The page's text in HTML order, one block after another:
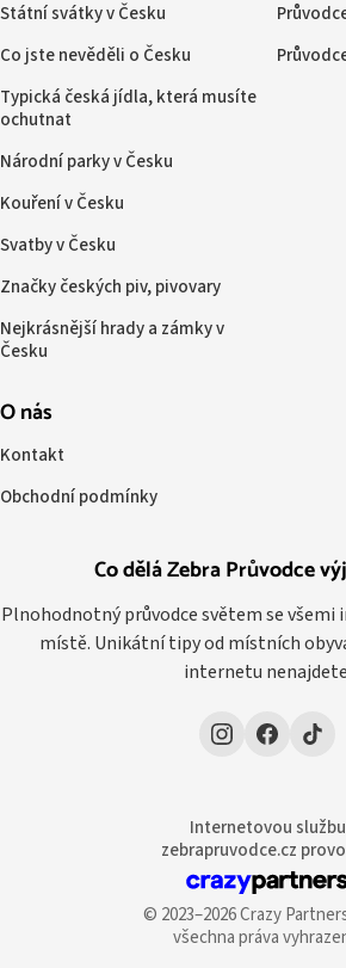
Co dělá Zebra Průvodce
Plnohodnotný průvodce světem se všemi
místě. Unikátní tipy od místních
internetu
Státní svátky v Česku
Co jste nevěděli o Česku
Typická česká jídla, která musíte
ochutnat
Národní parky v Česku
Kouření v Česku
Svatby v Česku
Značky českých piv, pivovary
Nejkrásnější hrady a zámky v
Česku
O nás
Kontakt
Obchodní podmínky
Internetovou službu
zebrapruvodce.cz
© 2023–2026 Crazy
všechna práva